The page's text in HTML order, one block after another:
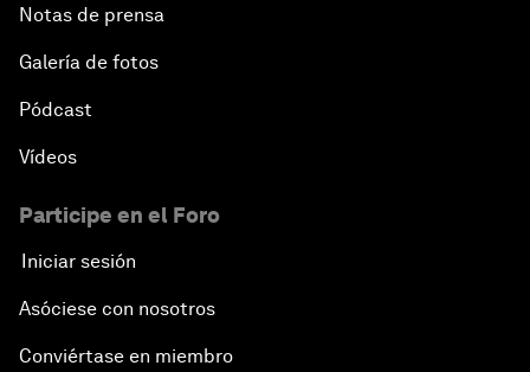
Notas de prensa
Galería de fotos
Pódcast
Vídeos
Participe en el Foro
Iniciar sesión
Asóciese con nosotros
Conviértase en miembro